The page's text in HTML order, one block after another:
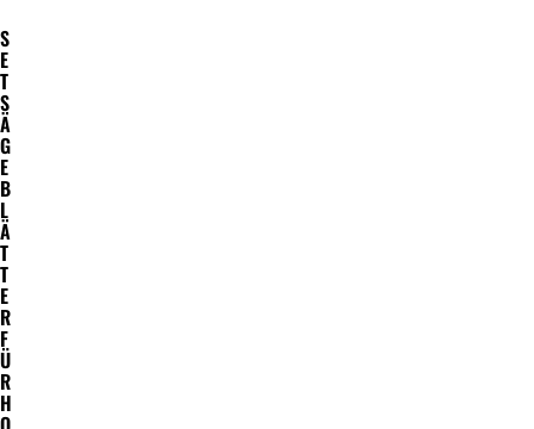
S
E
T
S
Ä
G
E
B
L
Ä
T
T
E
R
F
Ü
R
H